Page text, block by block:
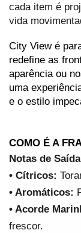
cada item é
vida
City View é
redefine as
aparência ou
uma
e o estilo
COMO É A
Notas de
• Cítricos:
• Aromáticos:
• Acorde
frescor.